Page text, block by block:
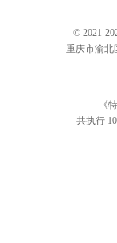
© 2021-
重庆市渝北
《
共执行